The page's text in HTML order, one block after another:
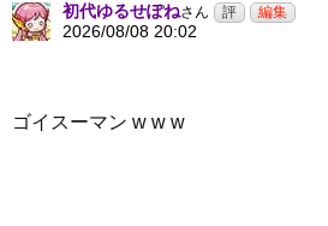
初代ゆるせぽねさん
2026/08/08 20:02
ゴイスーマン w w w